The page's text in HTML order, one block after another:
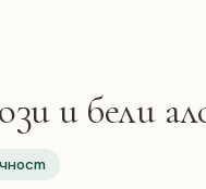
и бели